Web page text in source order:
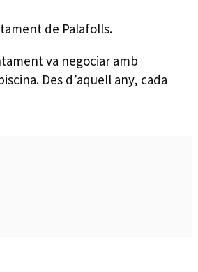
de Palafolls.
va negociar amb
Des d’aquell any, cada